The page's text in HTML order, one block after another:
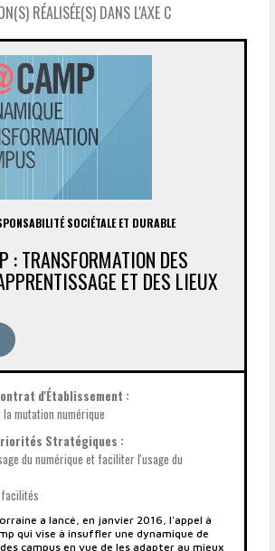
RÉALISÉE(S) DANS L'AXE C
SOCIÉTALE ET DURABLE
: TRANSFORMATION DES
ET DES LIEUX
d'Établissement :
mutation numérique
Stratégiques :
du numérique et faciliter l'usage du
facilités
a lancé, en janvier 2016, l'appel à
qui vise à insuffler une dynamique de
campus en vue de les adapter au mieux